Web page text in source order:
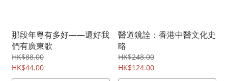
那段年粵有多好——還好我
們有廣東歌
HK$88.00
HK$44.00
醫道鏡詮：香港中醫文化史
略
HK$248.00
HK$124.00